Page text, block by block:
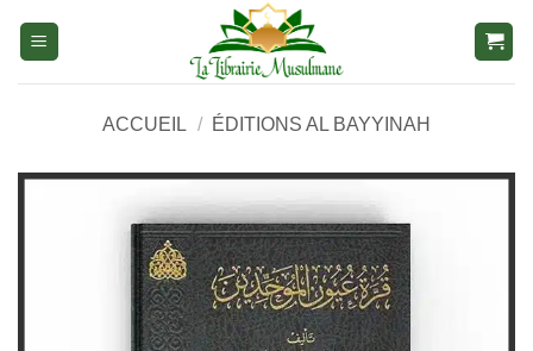
ACCUEIL / ÉDITIONS AL BAYYINAH